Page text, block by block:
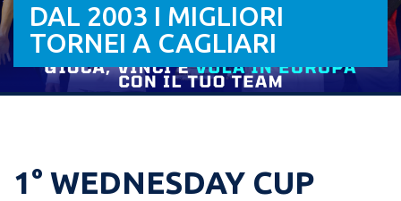
DAL 2003 I MIGLIORI
TORNEI A CAGLIARI
1° WEDNESDAY CUP